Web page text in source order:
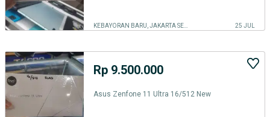
25 JUL
Rp 9.500.000
Asus Zenfone 11 Ultra 16/512 New